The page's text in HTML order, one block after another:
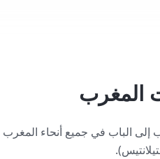
المغرب